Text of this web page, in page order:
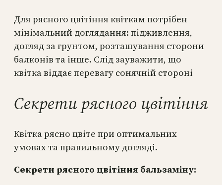
Для рясного цвітіння квіткам потрібен
мінімальний доглядання: підживлення,
догляд за грунтом, розташування сторони
балконів та інше. Слід зауважити, що
квітка віддає перевагу сонячній стороні
Секрети рясного цвітіння
Квітка рясно цвіте при оптимальних
умовах та правильному догляді.
Секрети рясного цвітіння бальзаміну: